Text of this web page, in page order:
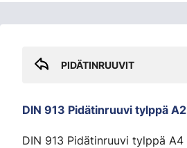
PIDÄTINRUUVIT
DIN 913 Pidätinruuvi tylppä A2
DIN 913 Pidätinruuvi tylppä A4